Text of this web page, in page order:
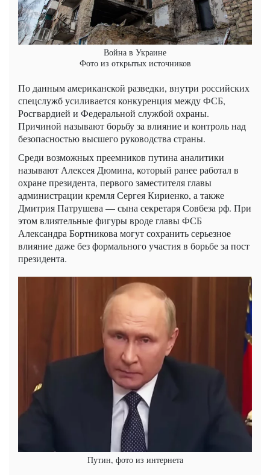
Война в Украине
Фото из открытых источников
По данным американской разведки, внутри российских
спецслужб усиливается конкуренция между ФСБ,
Росгвардией и Федеральной службой охраны.
Причиной называют борьбу за влияние и контроль над
безопасностью высшего руководства страны.
Среди возможных преемников путина аналитики
называют Алексея Дюмина, который ранее работал в
охране президента, первого заместителя главы
администрации кремля Сергея Кириенко, а также
Дмитрия Патрушева — сына секретаря Совбеза рф. При
этом влиятельные фигуры вроде главы ФСБ
Александра Бортникова могут сохранить серьезное
влияние даже без формального участия в борьбе за пост
президента.
Путин, фото из интернета